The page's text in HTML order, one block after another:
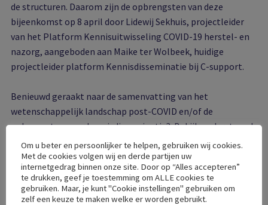
de structuren. Daarom zijn de opbrengsten van deze
bijeenkomst op 8 april door Lidewij Sekhuis, projectleider
van het Platform Kennisuitwisseling COVID-19 herstel- en
nazorg, aangeboden aan Maike ter Wolbeek, huidige
projectleider platform Kennisdisseminatie bij C-support.
Benieuwd geraakt naar de samenvatting van het
wetenschappelijk landschap post-COVID en/of de
opbrengsten naar kennisdisseminatie? Bekijk onderstaand
document.
Wetenschappelijk landschap post-COVID
Om u beter en persoonlijker te helpen, gebruiken wij cookies.
Met de cookies volgen wij en derde partijen uw
internetgedrag binnen onze site. Door op “Alles accepteren”
te drukken, geef je toestemming om ALLE cookies te
gebruiken. Maar, je kunt "Cookie instellingen" gebruiken om
zelf een keuze te maken welke er worden gebruikt.